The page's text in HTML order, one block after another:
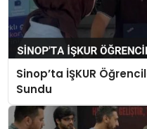
Sinop’ta İŞKUR
Sundu